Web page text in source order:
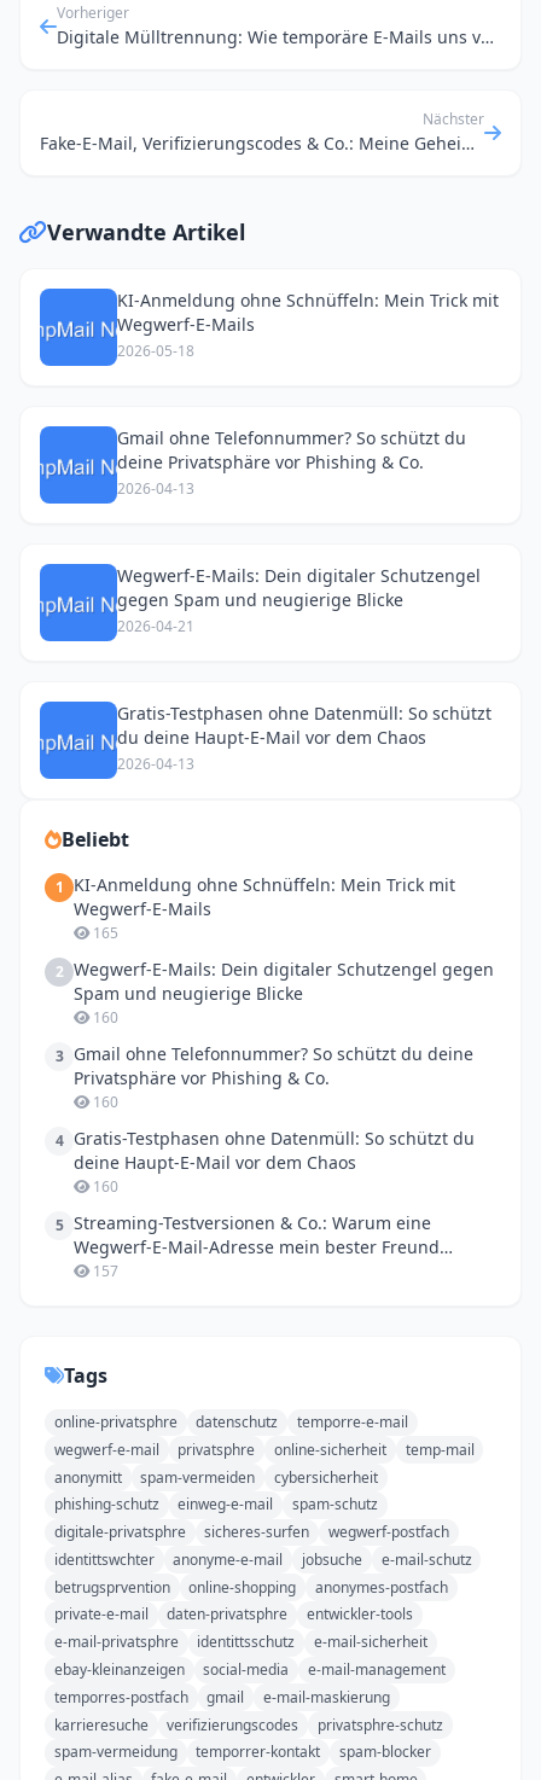
Vorheriger
Digitale Mülltrennung: Wie temporäre E-Mails uns vor Phishing & Spam schützen
Nächster
Fake-E-Mail, Verifizierungscodes & Co.: Meine Geheimwaffe für anonyme Online-Aktionen
Verwandte Artikel
KI-Anmeldung ohne Schnüffeln: Mein Trick mit
Wegwerf-E-Mails
2026-05-18
Gmail ohne Telefonnummer? So schützt du
deine Privatsphäre vor Phishing & Co.
2026-04-13
Wegwerf-E-Mails: Dein digitaler Schutzengel
gegen Spam und neugierige Blicke
2026-04-21
Gratis-Testphasen ohne Datenmüll: So schützt
du deine Haupt-E-Mail vor dem Chaos
2026-04-13
Beliebt
1
KI-Anmeldung ohne Schnüffeln: Mein Trick mit
Wegwerf-E-Mails
165
2 Wegwerf-E-Mails: Dein digitaler Schutzengel gegen
Spam und neugierige Blicke
160
3 Gmail ohne Telefonnummer? So schützt du deine
Privatsphäre vor Phishing & Co.
160
4 Gratis-Testphasen ohne Datenmüll: So schützt du
deine Haupt-E-Mail vor dem Chaos
160
5 Streaming-Testversionen & Co.: Warum eine
Wegwerf-E-Mail-Adresse mein bester Freund
geworden ist
157
Tags
online-privatsphre datenschutz
temporre-e-mail
wegwerf-e-mail
privatsphre online-sicherheit
temp-mail
anonymitt
spam-vermeiden
cybersicherheit
phishing-schutz
einweg-e-mail
spam-schutz
digitale-privatsphre
sicheres-surfen
wegwerf-postfach
identittswchter
anonyme-e-mail jobsuche
e-mail-schutz
betrugsprvention
online-shopping
anonymes-postfach
private-e-mail
daten-privatsphre
entwickler-tools
e-mail-privatsphre
identittsschutz
e-mail-sicherheit
ebay-kleinanzeigen
social-media
e-mail-management
temporres-postfach
gmail
e-mail-maskierung
karrieresuche
verifizierungscodes
privatsphre-schutz
spam-vermeidung
temporrer-kontakt
spam-blocker